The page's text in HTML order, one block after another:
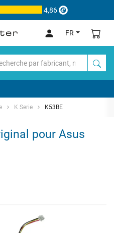
4,86
FR
K Serie K53BE
pour Asus